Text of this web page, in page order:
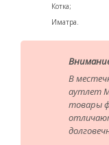
Котка;
Иматра.
В
аутлет
товары